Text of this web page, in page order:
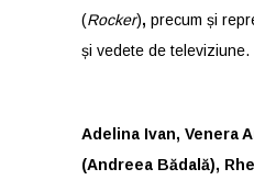
(Rocker), precum și
și vedete de televiziune.
Adelina Ivan, Venera
(Andreea Bădală),